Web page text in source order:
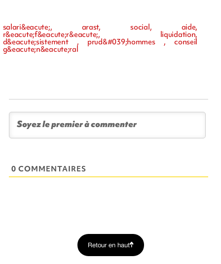
salari&eacute;, arast, social, aide,
r&eacute;f&eacute;r&eacute;, liquidation,
d&eacute;sistement , prud&#039;hommes , conseil
g&eacute;n&eacute;ral
0 COMMENTAIRES
Retour en haut